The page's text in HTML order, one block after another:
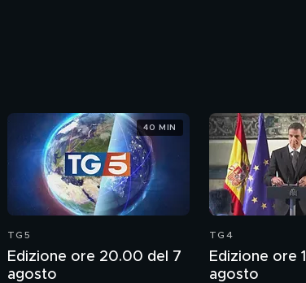
TG5
Edizione ore 20.00 del 7
agosto
40 MIN
TG4
Edizione ore
agosto